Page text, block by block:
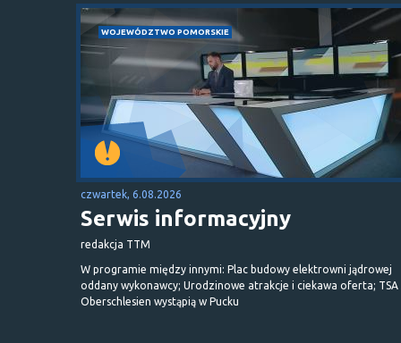
WOJEWÓDZTWO POMORSKIE
czwartek, 6.08.2026
Serwis informacyjny
redakcja TTM
W programie między innymi: Plac budowy elektrowni jądrowej
oddany wykonawcy; Urodzinowe atrakcje i ciekawa oferta; TSA
Oberschlesien wystąpią w Pucku